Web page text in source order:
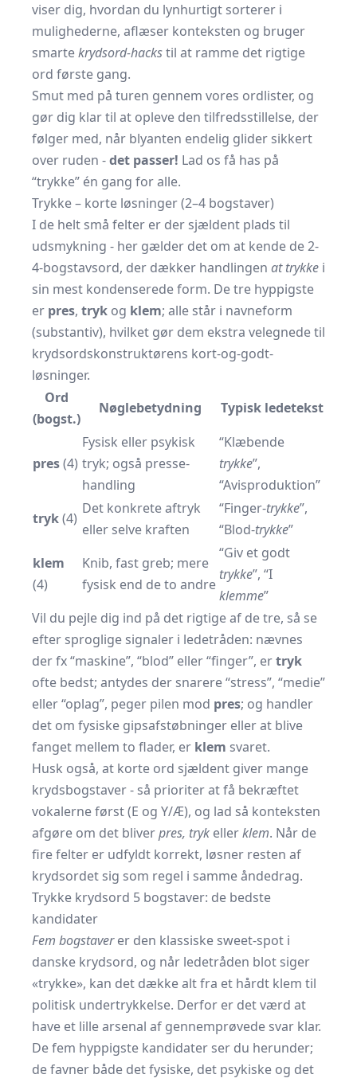
viser dig, hvordan du lynhurtigt sorterer i
mulighederne, aflæser konteksten og bruger
smartekrydsord-hackstil at ramme det rigtige
ord første gang.
Smut med på turen gennem vores ordlister, og
gør dig klar til at opleve den tilfredsstillelse, der
følger med, når blyanten endelig glider sikkert
over ruden -det passer! Lad os få has på
“trykke” én gang for alle.
Trykke – korte løsninger (2–4 bogstaver)
I de helt små felter er der sjældent plads til
udsmykning - her gælder det om at kende de 2-
4-bogstavsord, der dækker handlingen at trykke i
sin mest kondenserede form. De tre hyppigste
er pres, tryk og klem; alle står i navneform
(substantiv), hvilket gør dem ekstra velegnede til
krydsordskonstruktørens kort-og-godt-
løsninger.
Ord
(bogst.)
Nøglebetydning Typisk ledetekst
pres(4)
Fysisk eller psykisk
tryk; også presse-
handling
“Klæbende
trykke”,
“Avisproduktion”
tryk(4)
Det konkrete aftryk
eller selve kraften
“Finger-trykke”,
“Blod-trykke”
klem
(4)
Knib, fast greb; mere
fysisk end de to andre
“Giv et godt
trykke”, “I
klemme”
Vil du pejle dig ind på det rigtige af de tre, så se
efter sproglige signaler i ledetråden: nævnes
der fx “maskine”, “blod” eller “finger”, ertryk
ofte bedst; antydes der snarere “stress”, “medie”
eller “oplag”, peger pilen mod pres; og handler
det om fysiske gipsafstøbninger eller at blive
fanget mellem to flader, er klem svaret.
Husk også, at korte ord sjældent giver mange
krydsbogstaver - så prioriter at få bekræftet
vokalerne først (E og Y/Æ), og lad så konteksten
afgøre om det bliverpres, tryk ellerklem. Når de
fire felter er udfyldt korrekt, løsner resten af
krydsordet sig som regel i samme åndedrag.
Trykke krydsord 5 bogstaver: de bedste
kandidater
Fem bogstaverer den klassiske sweet-spot i
danske krydsord, og når ledetråden blot siger
«trykke», kan det dække alt fra et hårdt klem til
politisk undertrykkelse. Derfor er det værd at
have et lille arsenal af gennemprøvede svar klar.
De fem hyppigste kandidater ser du herunder;
de favner både det fysiske, det psykiske og det